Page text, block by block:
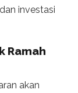
investasi
Ramah
akan